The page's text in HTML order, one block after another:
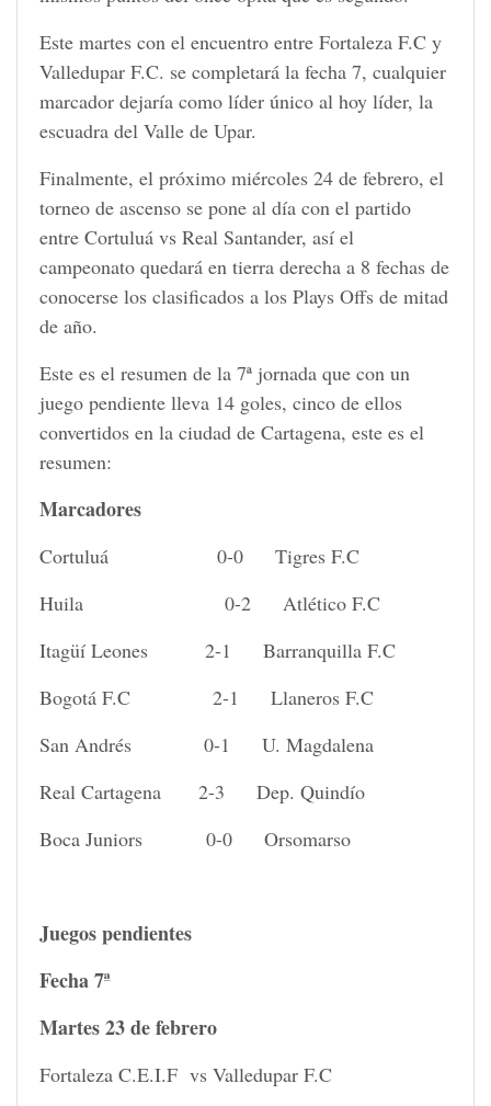
Este martes con el encuentro entre Fortaleza F.C y
Valledupar F.C. se completará la fecha 7, cualquier
marcador dejaría como líder único al hoy líder, la
escuadra del Valle de Upar.
Finalmente, el próximo miércoles 24 de febrero, el
torneo de ascenso se pone al día con el partido
entre Cortuluá vs Real Santander, así el
campeonato quedará en tierra derecha a 8 fechas de
conocerse los clasificados a los Plays Offs de mitad
de año.
Este es el resumen de la 7ª jornada que con un
juego pendiente lleva 14 goles, cinco de ellos
convertidos en la ciudad de Cartagena, este es el
resumen:
Marcadores
Cortuluá 0-0 Tigres F.C
Huila 0-2 Atlético F.C
Itagüí Leones 2-1 Barranquilla F.C
Bogotá F.C 2-1 Llaneros F.C
San Andrés 0-1 U. Magdalena
Real Cartagena 2-3 Dep. Quindío
Boca Juniors 0-0 Orsomarso
Juegos pendientes
Fecha 7ª
Martes 23 de febrero
Fortaleza C.E.I.F vs Valledupar F.C